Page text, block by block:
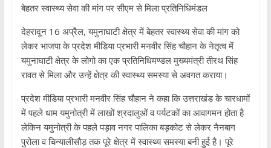
बेहतर स्वास्थ्य सेवा की मांग पर सीएम से मिला प्रतिनिधिमंडल
देहरादून 16 अप्रैल, यमुनाघाटी क्षेत्र में बेहतर स्वास्थ्य सेवा की मांग को
लेकर भाजपा के प्रदेश मीडिया प्रभारी मनवीर सिंह चौहान के नेतृत्व में
यमुनाघाटी क्षेत्र के लोगो का एक प्रतिनिधिमण्डल मुख्यमंत्री तीरथ सिंह
रावत से मिला और उन्हें क्षेत्र की स्वास्थ्य समस्या से अवगत कराया।
प्रदेश मीडिया प्रभारी मनवीर सिंह चौहान ने कहा कि उत्तराखंड के चारधामों
में पहले धाम यमुनोत्री में लाखों श्रदालुओं व पर्यटकों का आवागमन होता है
लेकिन यमुनोत्री के पहले पड़ाव नगर पालिका बड़कोट से लेकर नैनबाग
पुरोला व चिन्यालीसौड़ तक पूरे क्षेत्र में स्वास्थ्य समस्या बनी हुई है। पूरे